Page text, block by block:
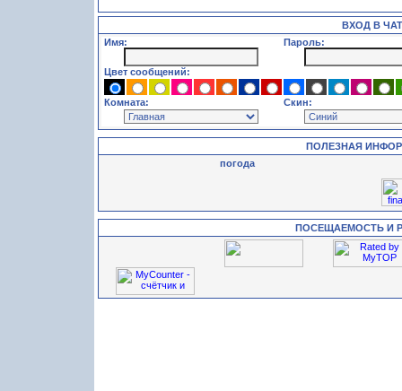
ВХОД В ЧАТ
Имя:
Пароль:
Цвет сообщений:
Комната: Скин:
ПОЛЕЗНАЯ
погода
ПОСЕЩАЕМОСТЬ И